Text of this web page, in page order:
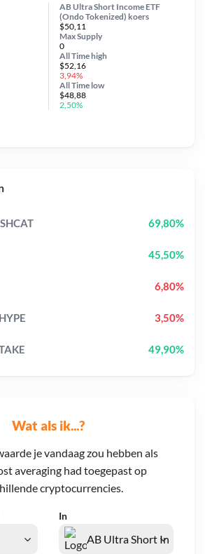
Wat als ik...?
je vandaag zou hebben als
averaging had toegepast op
cryptocurrencies.
In
AB Ultra Short Income ETF
(Ondo Tokenized) koers
$50,11
Max Supply
0
All Timehigh
$52,16
3,94%
All Time low
$48,88
2,50%
69,80%
45,50%
6,80%
HYPE 3,50%
49,90%